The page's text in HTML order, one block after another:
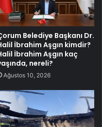
Belediye Başkanı Dr.
İbrahim Aşgın kimdir?
İbrahim Aşgın kaç
nereli?
Ağustos 10, 2026